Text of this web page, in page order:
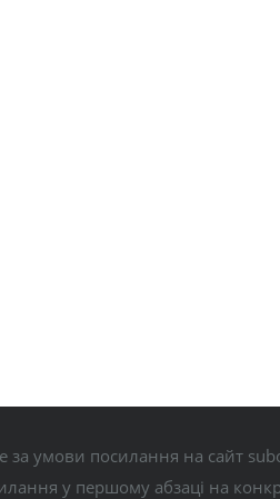
за умови посилання на сайт
у першому абзаці на